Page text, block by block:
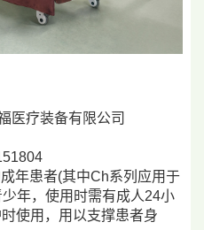
医疗装备有限公司
年患者(其中Ch系列应用于
年，使用时需有成人24小
使用，用以支撑患者身